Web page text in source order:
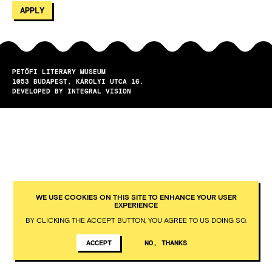
PETŐFI LITERARY MUSEUM
1053
BUDAPEST
KÁROLYI UTCA 16.
DEVELOPED BY INTEGRAL VISION
WE USE COOKIES ON THIS SITE TO ENHANCE YOUR USER
EXPERIENCE
BY CLICKING THE ACCEPT BUTTON, YOU AGREE TO US DOING SO.
ACCEPT NO, THANKS